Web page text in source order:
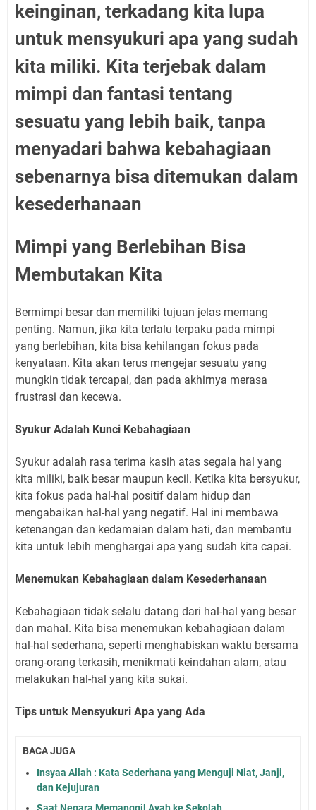
keinginan, terkadang kita lupa
untuk mensyukuri apa yang sudah
kita miliki. Kita terjebak dalam
mimpi dan fantasi tentang
sesuatu yang lebih baik, tanpa
menyadari bahwa kebahagiaan
sebenarnya bisa ditemukan dalam
kesederhanaan
Mimpi yang Berlebihan Bisa
Membutakan Kita
Bermimpi besar dan memiliki tujuan jelas memang
penting. Namun, jika kita terlalu terpaku pada mimpi
yang berlebihan, kita bisa kehilangan fokus pada
kenyataan. Kita akan terus mengejar sesuatu yang
mungkin tidak tercapai, dan pada akhirnya merasa
frustrasi dan kecewa.
Syukur Adalah Kunci Kebahagiaan
Syukur adalah rasa terima kasih atas segala hal yang
kita miliki, baik besar maupun kecil. Ketika kita bersyukur,
kita fokus pada hal-hal positif dalam hidup dan
mengabaikan hal-hal yang negatif. Hal ini membawa
ketenangan dan kedamaian dalam hati, dan membantu
kita untuk lebih menghargai apa yang sudah kita capai.
Menemukan Kebahagiaan dalam Kesederhanaan
Kebahagiaan tidak selalu datang dari hal-hal yang besar
dan mahal. Kita bisa menemukan kebahagiaan dalam
hal-hal sederhana, seperti menghabiskan waktu bersama
orang-orang terkasih, menikmati keindahan alam, atau
melakukan hal-hal yang kita sukai.
Tips untuk Mensyukuri Apa yang Ada
BACA JUGA
Insyaa Allah : Kata Sederhana yang Menguji Niat, Janji,
dan Kejujuran